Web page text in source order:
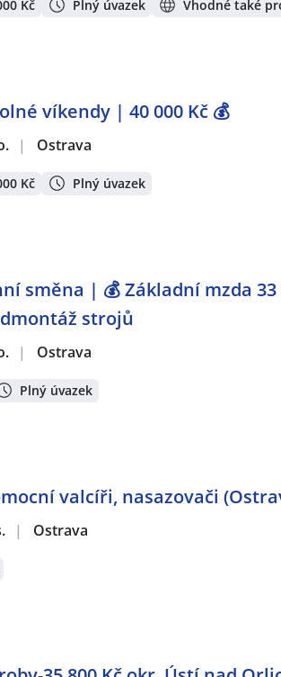
Kč Plný úvazek Vhodné také
víkendy | 40 000 Kč 💰
| Ostrava
Kč Plný úvazek
směna | 💰 Základní mzda
strojů
| Ostrava
Plný úvazek
valcíři, nasazovači
| Ostrava